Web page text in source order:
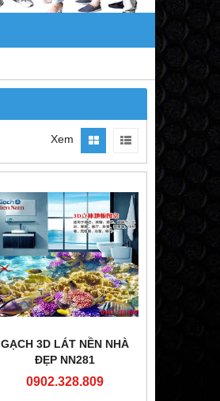
Xem
GẠCH 3D LÁT NỀN NHÀ
ĐẸP NN281
0902.328.809